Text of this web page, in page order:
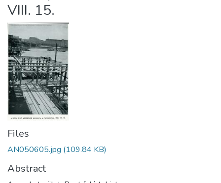
VIII. 15.
Files
AN050605.jpg (109.84 KB)
Abstract